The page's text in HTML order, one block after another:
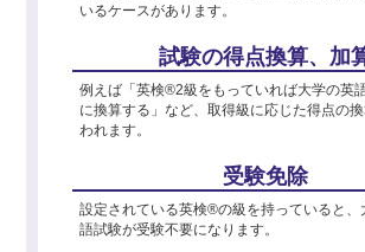
いるケースがあります。
試験の得点換算、加
例えば「英検®2級をもっていれば大学の英
に換算する」など、取得級に応じた得点の
われます。
受験免除
設定されている英検®の級を持っていると、
語試験が受験不要になります。